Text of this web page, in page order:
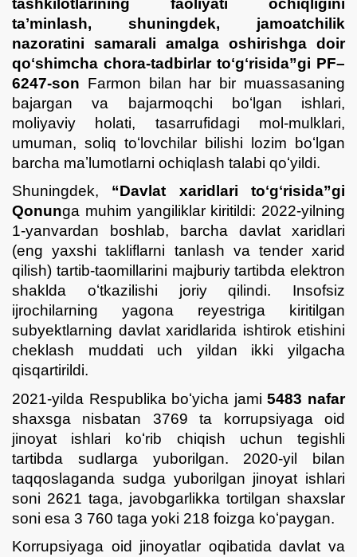
taʼminlash, shuningdek, jamoatchilik
nazoratini samarali amalga oshirishga doir
qoʻshimcha chora-tadbirlar toʻgʻrisida”gi PF–
6247-son Farmon bilan har bir muassasaning
bajargan va bajarmoqchi boʻlgan ishlari,
moliyaviy holati, tasarrufidagi mol-mulklari,
umuman, soliq toʻlovchilar bilishi lozim boʻlgan
barcha maʼlumotlarni ochiqlash talabi qoʻyildi.
Shuningdek, “Davlat xaridlari toʻgʻrisida”gi
Qonunga muhim yangiliklar kiritildi: 2022-yilning
1-yanvardan boshlab, barcha davlat xaridlari
(eng yaxshi takliflarni tanlash va tender xarid
qilish) tartib-taomillarini majburiy tartibda elektron
shaklda oʻtkazilishi joriy qilindi. Insofsiz
ijrochilarning yagona reyestriga kiritilgan
subyektlarning davlat xaridlarida ishtirok etishini
cheklash muddati uch yildan ikki yilgacha
qisqartirildi.
2021-yilda Respublika boʻyicha jami5483 nafar
shaxsga nisbatan 3769 ta korrupsiyaga oid
jinoyat ishlari koʻrib chiqish uchun tegishli
tartibda sudlarga yuborilgan. 2020-yil bilan
taqqoslaganda sudga yuborilgan jinoyat ishlari
soni 2621 taga, javobgarlikka tortilgan shaxslar
soni esa 3 760 taga yoki 218 foizga koʻpaygan.
Korrupsiyaga oid jinoyatlar oqibatida davlat va